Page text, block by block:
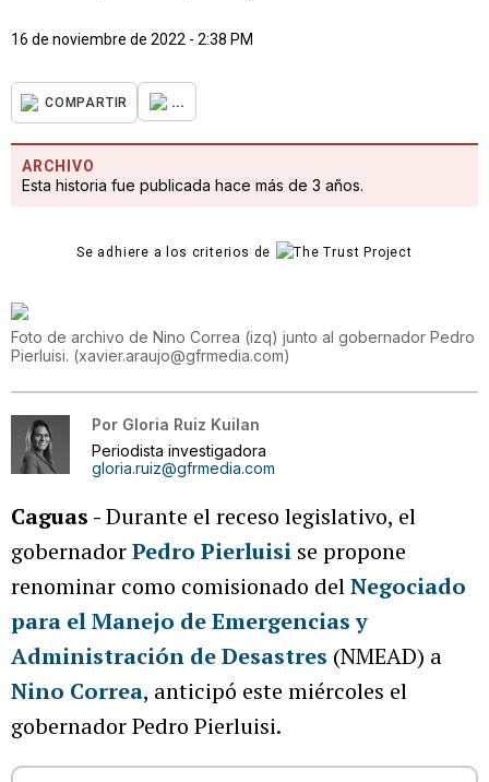
16 de noviembre de 2022 - 2:38 PM
COMPARTIR ...
ARCHIVO
Esta historia fue publicada hace más de 3 años.
Se adhiere a los criterios de
Foto de archivo de Nino Correa (izq) junto al gobernador Pedro
Pierluisi. (xavier.araujo@gfrmedia.com)
Por Gloria Ruiz Kuilan
Periodista investigadora
gloria.ruiz@gfrmedia.com
Caguas -Durante el receso legislativo, el
gobernadorPedro Pierluisi se propone
renominar como comisionado delNegociado
para el Manejo de Emergencias y
Administración de Desastres (NMEAD) a
Nino Correa, anticipó este miércoles el
gobernador Pedro Pierluisi.